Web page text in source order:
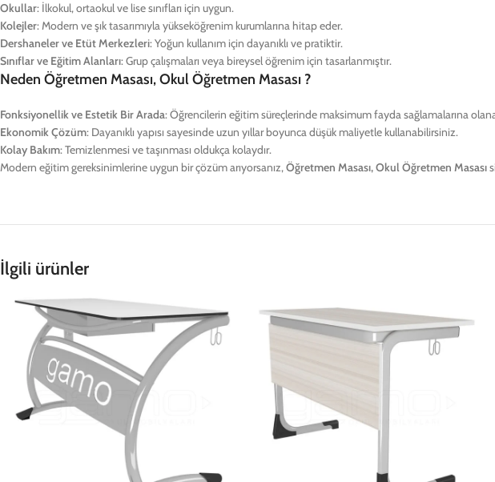
Okullar: İlkokul, ortaokul ve lise sınıfları için uygun.
Kolejler: Modern ve şık tasarımıyla yükseköğrenim kurumlarına hitap eder.
Dershaneler ve Etüt Merkezleri: Yoğun kullanım için dayanıklı ve pratiktir.
Sınıflar ve Eğitim Alanları: Grup çalışmaları veya bireysel öğrenim için tasarlanmıştır.
Neden Öğretmen Masası, Okul Öğretmen Masası ?
Fonksiyonellik ve Estetik Bir Arada: Öğrencilerin eğitim süreçlerinde maksimum fayda sağlamalarına
Ekonomik Çözüm: Dayanıklı yapısı sayesinde uzun yıllar boyunca düşük maliyetle kullanabilirsiniz.
Kolay Bakım: Temizlenmesi ve taşınması oldukça kolaydır.
Modern eğitim gereksinimlerine uygun bir çözüm arıyorsanız,Öğretmen Masası, Okul Öğretmen Masası
İlgili ürünler